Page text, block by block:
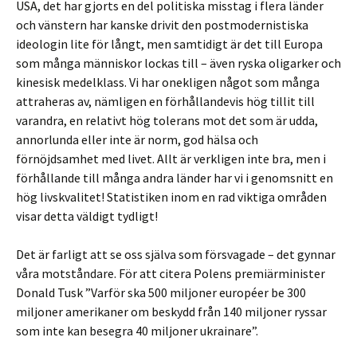
USA, det har gjorts en del politiska misstag i flera länder
och vänstern har kanske drivit den postmodernistiska
ideologin lite för långt, men samtidigt är det till Europa
som många människor lockas till – även ryska oligarker och
kinesisk medelklass. Vi har onekligen något som många
attraheras av, nämligen en förhållandevis hög tillit till
varandra, en relativt hög tolerans mot det som är udda,
annorlunda eller inte är norm, god hälsa och
förnöjdsamhet med livet. Allt är verkligen inte bra, men i
förhållande till många andra länder har vi i genomsnitt en
hög livskvalitet! Statistiken inom en rad viktiga områden
visar detta väldigt tydligt!
Det är farligt att se oss själva som försvagade – det gynnar
våra motståndare. För att citera Polens premiärminister
Donald Tusk ”Varför ska 500 miljoner européer be 300
miljoner amerikaner om beskydd från 140 miljoner ryssar
som inte kan besegra 40 miljoner ukrainare”.